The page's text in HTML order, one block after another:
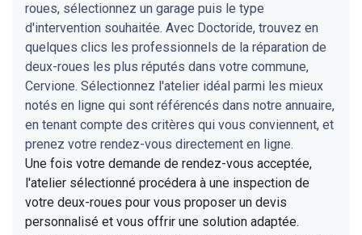
roues, sélectionnez un garage puis le type
d'intervention souhaitée. Avec Doctoride, trouvez en
quelques clics les professionnels de la réparation de
deux-roues les plus réputés dans votre commune,
Cervione. Sélectionnez l'atelier idéal parmi les mieux
notés en ligne qui sont référencés dans notre annuaire,
en tenant compte des critères qui vous conviennent, et
prenez votre rendez-vous directement en ligne.
Une fois votre demande de rendez-vous acceptée,
l'atelier sélectionné procédera à une inspection de
votre deux-roues pour vous proposer un devis
personnalisé et vous offrir une solution adaptée.